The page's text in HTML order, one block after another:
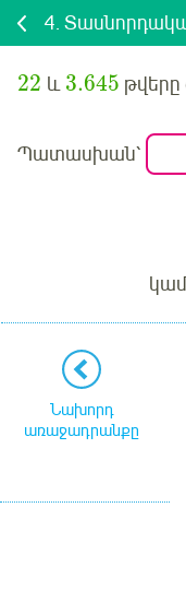
4.
22 և 3.645 թվերը
Պատասխան՝
Նախորդ
առաջադրանքը